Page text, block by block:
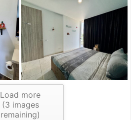
Load more
(3 images
remaining)